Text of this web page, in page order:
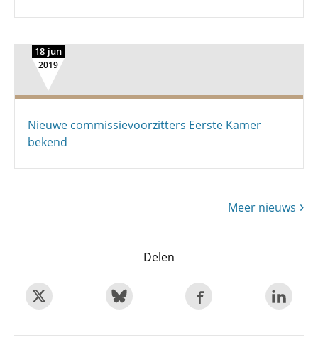
18 jun
2019
Nieuwe commissievoorzitters Eerste Kamer
bekend
Meer nieuws
Delen